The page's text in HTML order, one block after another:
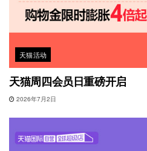
天猫活动
天猫周四会员日重磅开启
2026年7月2日